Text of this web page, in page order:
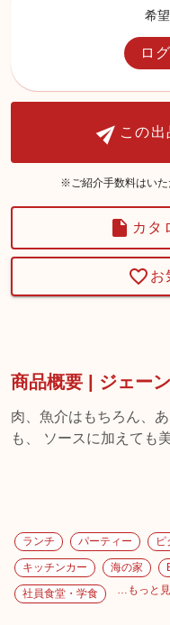
希
ロ
この
※ご紹介手数料はいた
カタ
お
商品概要 | ジェー
肉、魚介はもちろん、
も、 ソースに加えても
ランチ パーティー ピ
キッチンカー 海の家
社員食堂・学食 …もっと